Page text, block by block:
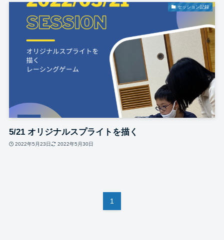
セッション記録
5/21 オリジナルスプライトを描く
2022年5月23日 2022年5月30日
1